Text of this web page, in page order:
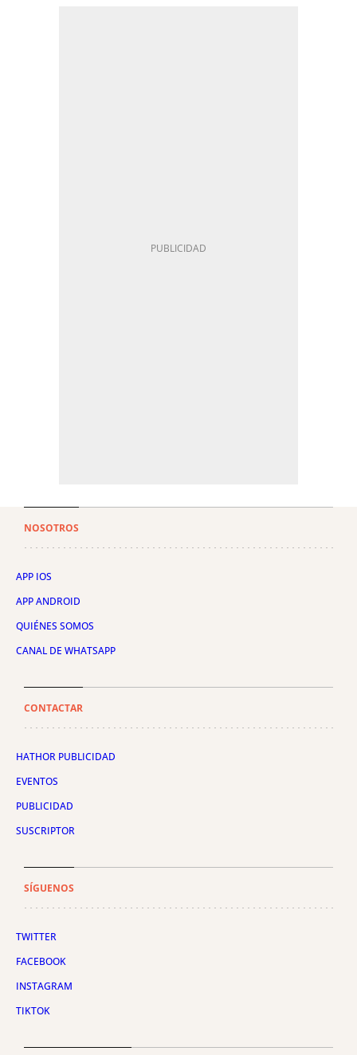
NOSOTROS
APP IOS
APP ANDROID
QUIÉNES SOMOS
CANAL DE WHATSAPP
CONTACTAR
HATHOR PUBLICIDAD
EVENTOS
PUBLICIDAD
SUSCRIPTOR
SÍGUENOS
TWITTER
FACEBOOK
INSTAGRAM
TIKTOK